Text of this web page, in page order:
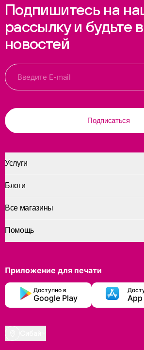
Подпишитесь на
рассылку и будьте
новостей
Подписаться
Услуги
Помощь
Блоги
Все магазины
Приложение для печати
Доступно в
Google Play